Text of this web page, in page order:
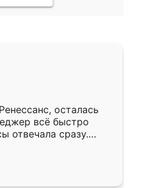
осталась
всё быстро
отвечала сразу.
подошёл к
Собрали
аккуратно, даже